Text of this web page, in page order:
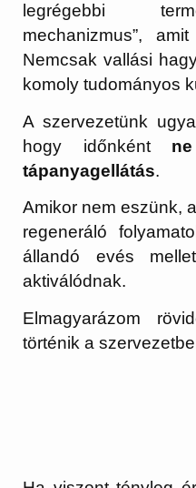
legrégebbi
mechanizmus”,
Nemcsak vallási
komoly tudományos
A szervezetünk
hogy időnként
tápanyagellátás.
Amikor nem eszünk,
regeneráló
állandó evés
aktiválódnak.
Elmagyarázom
történik a